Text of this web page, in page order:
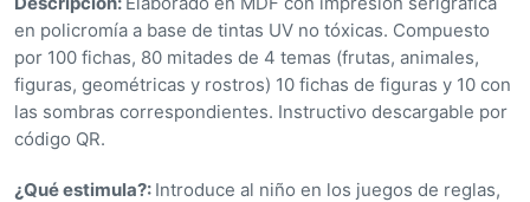
o
e
n
0
d
e
en policromía a base de tintas UV no tóxicas. Compuesto
por 100 fichas, 80 mitades de 4 temas (frutas, animales,
figuras, geométricas y rostros) 10 fichas de figuras y 10 con
las sombras correspondientes. Instructivo descargable por
código QR.
¿Qué estimula?: Introduce al niño en los juegos de reglas,